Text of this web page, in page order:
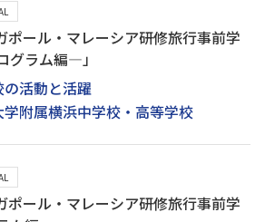
ポール・マレーシア研修旅行事前学
ラム編―」
活動と活躍
附属横浜中学校・高等学校
ポール・マレーシア研修旅行事前学